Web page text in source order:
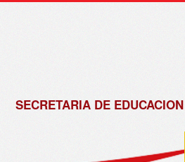
SECRETARIA DE
de